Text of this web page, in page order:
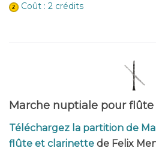
Coût : 2 crédits
Marche nuptiale pour
Téléchargez la partition de
flûte et clarinette de Felix